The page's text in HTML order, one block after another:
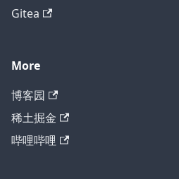
Gitea
More
博客园
稀土掘金
哔哩哔哩